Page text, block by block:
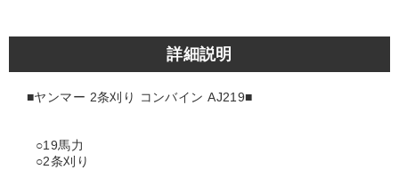
詳細説明
■ヤンマー 2条刈り コンバイン AJ219■
○19馬力
○2条刈り